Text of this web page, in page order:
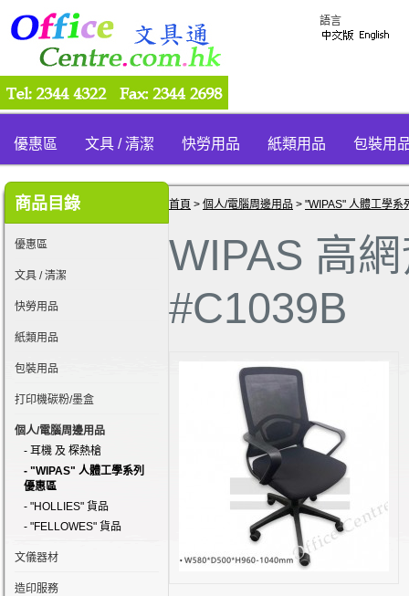
語言
優惠區 文具 / 清潔 快勞用品 紙類用品 包裝用
商品目錄
優惠區
文具 / 清潔
快勞用品
紙類用品
包裝用品
打印機碳粉/墨盒
個人/電腦周邊用品
- 耳機 及 棎熱槍
- "WIPAS" 人體工學系列
優惠區
- "HOLLIES" 貨品
- "FELLOWES" 貨品
文儀器材
造印服務
首頁 > 個人/電腦周邊用品 > "WIPAS" 人體工學系
WIPAS 高
#C1039B